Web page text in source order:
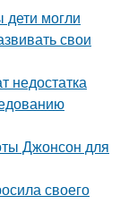
дети могли
свои
недостатка
Джонсон для
своего